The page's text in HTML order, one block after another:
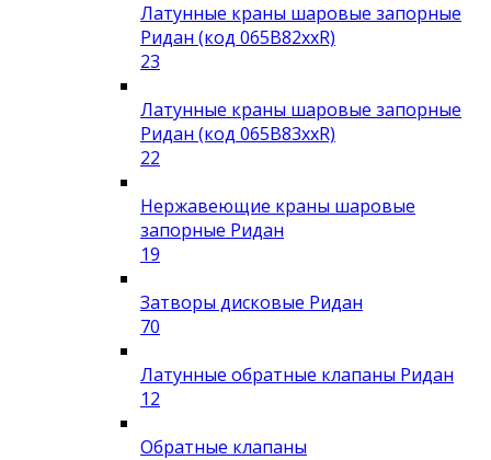
Латунные краны шаровые запорные
Ридан (код 065B82xxR)
23
Латунные краны шаровые запорные
Ридан (код 065B83xxR)
22
Нержавеющие краны шаровые
запорные Ридан
19
Затворы дисковые Ридан
70
Латунные обратные клапаны Ридан
12
Обратные клапаны